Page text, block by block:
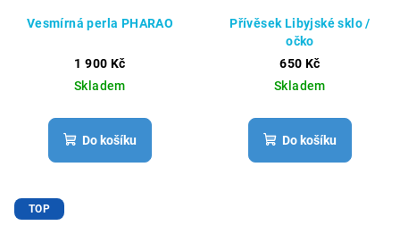
Vesmírná perla PHARAO
1 900 Kč
Skladem
Do košíku
Přívěsek Libyjské sklo /
očko
650 Kč
Skladem
Do košíku
TOP